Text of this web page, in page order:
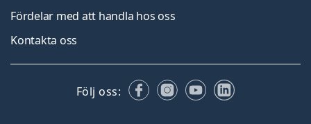
Fördelar med att handla hos oss
Kontakta oss
Följ oss: FacebookInstagram
YouTubeLinkedIn